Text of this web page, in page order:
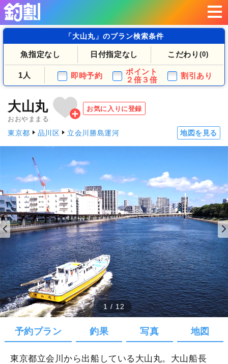
「大山丸」のプラン検索条件
魚指定なし 日付指定なし こだわり (0)
1人 即時予約
ポイント
２倍３倍
割引あり
大山丸
おおやままる
お気に入りに登録
東京都 品川区 立会川勝島運河 地図を見る
1/ 12
予約プラン 釣果 写真 地図
東京都立会川から出船している大山丸。大山船長